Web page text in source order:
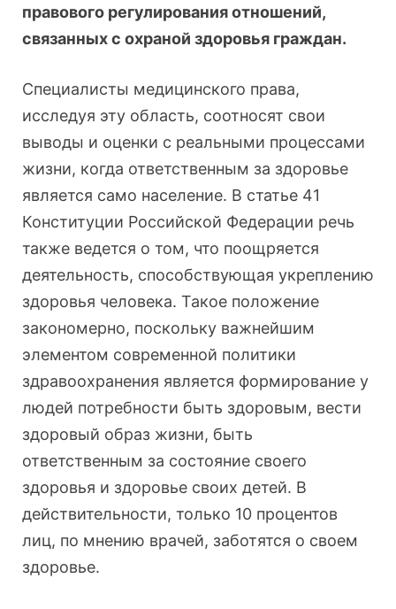
правового регулирования отношений,
связанных с охраной здоровья граждан.
Специалисты медицинского права,
исследуя эту область, соотносят свои
выводы и оценки с реальными процессами
жизни, когда ответственным за здоровье
является само население. В статье 41
Конституции Российской Федерации речь
также ведется о том, что поощряется
деятельность, способствующая укреплению
здоровья человека. Такое положение
закономерно, поскольку важнейшим
элементом современной политики
здравоохранения является формирование у
людей потребности быть здоровым, вести
здоровый образ жизни, быть
ответственным за состояние своего
здоровья и здоровье своих детей. В
действительности, только 10 процентов
лиц, по мнению врачей, заботятся о своем
здоровье.